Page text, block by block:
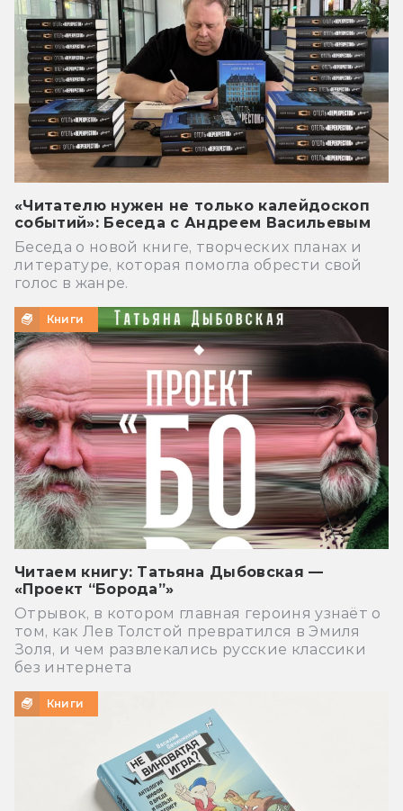
«Читателю нужен не только калейдоскоп
событий»: Беседа с Андреем Васильевым
Беседа о новой книге, творческих планах и
литературе, которая помогла обрести свой
голос в жанре.
Книги
Читаем книгу: Татьяна Дыбовская —
«Проект “Борода”»
Отрывок, в котором главная героиня узнаёт о
том, как Лев Толстой превратился в Эмиля
Золя, и чем развлекались русские классики
без интернета
Книги